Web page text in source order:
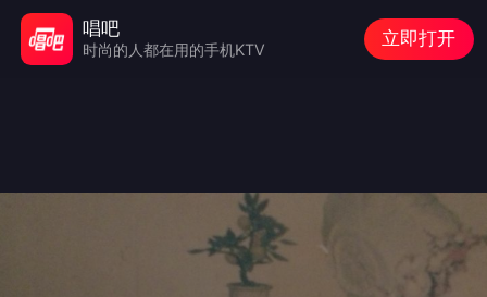
唱吧
时尚的人都在用的手机KTV
立即打开